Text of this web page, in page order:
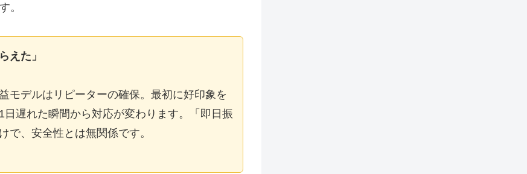
。
えた」
モデルはリピーターの確保。最初に好印象を
遅れた瞬間から対応が変わります。「即日振
で、安全性とは無関係です。